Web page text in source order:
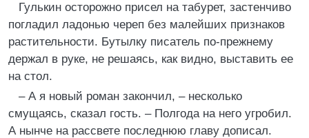
Гулькин осторожно присел на табурет, застенчиво
погладил ладонью череп без малейших признаков
растительности. Бутылку писатель по-прежнему
держал в руке, не решаясь, как видно, выставить ее
на стол.
– А я новый роман закончил, – несколько
смущаясь, сказал гость. – Полгода на него угробил.
А нынче на рассвете последнюю главу дописал.